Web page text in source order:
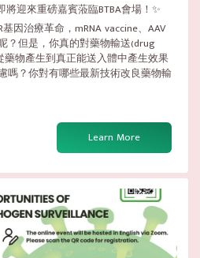
迎來重磅嘉賓蒞臨BTBA會場！✨
基因治療革命，mRNA vaccine、AAV
？但是，你真的對藥物輸送(drug
物產生到真正能送入體中產生效果
嗎？你對有哪些最新技術改良藥物輸
Learn More